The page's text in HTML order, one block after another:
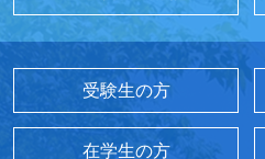
受験生の方
在学生の方